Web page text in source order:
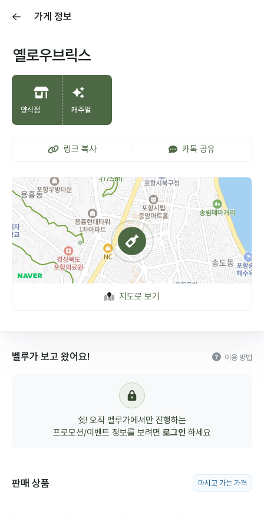
가게 정보
옐로우브릭스
양식점 캐주얼
링크 복사 카톡 공유
지도로 보기
벨루가 보고 왔어요! 이용 방법
쉿! 오직 벨루가에서만 진행하는
프로모션/이벤트 정보를 보려면 로그인 하세요
판매 상품 마시고 가는 가격